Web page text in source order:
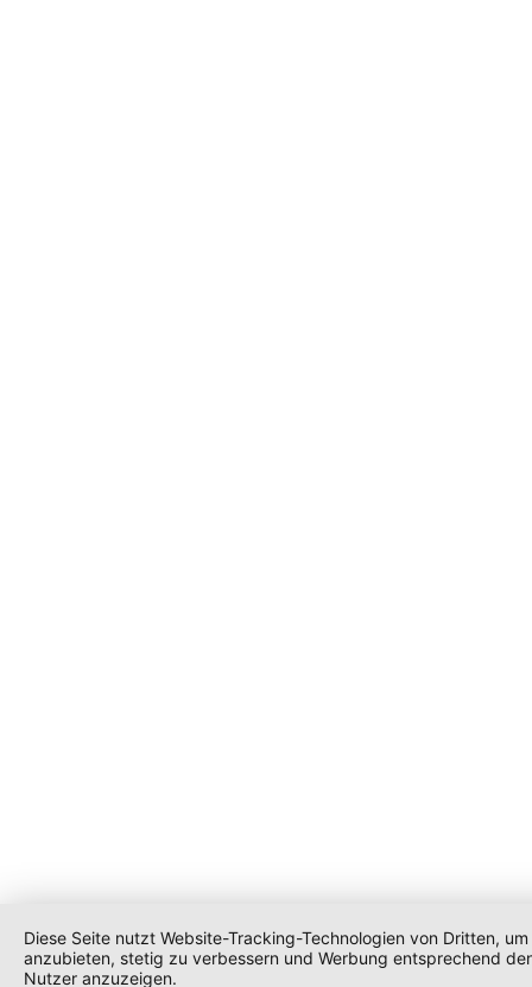
Diese Seite nutzt Website-Tracking-Technologien von Dritten,
anzubieten, stetig zu verbessern und Werbung entsprechend
Nutzer anzuzeigen.